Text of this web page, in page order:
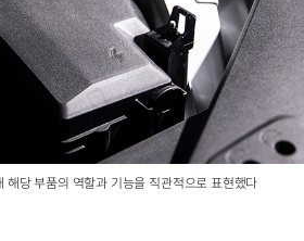
해당 부품의 역할과 기능을 직관적으로 표현했다